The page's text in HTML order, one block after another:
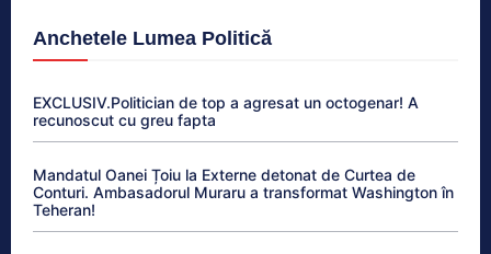
Anchetele Lumea Politică
EXCLUSIV.Politician de top a agresat un octogenar! A
recunoscut cu greu fapta
Mandatul Oanei Țoiu la Externe detonat de Curtea de
Conturi. Ambasadorul Muraru a transformat Washington în
Teheran!